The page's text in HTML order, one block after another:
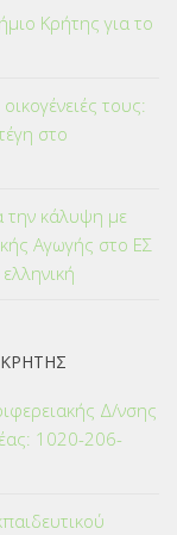
Κρήτης για το
τους:
στο
την κάλυψη με
Αγωγής στο ΕΣ
Δ/νσης
1020-206-